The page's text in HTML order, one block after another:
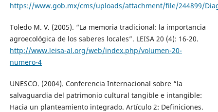
https://www.gob.mx/cms/uploads/attachment/file/244899/
Toledo M. V. (2005). “La memoria tradicional: la importancia
agroecológica de los saberes locales”. LEISA 20 (4): 16-20.
http://www.leisa-al.org/web/index.php/volumen-20-
numero-4
UNESCO. (2004). Conferencia Internacional sobre “la
salvaguardia del patrimonio cultural tangible e intangible:
Hacia un planteamiento integrado. Artículo 2: Definiciones.